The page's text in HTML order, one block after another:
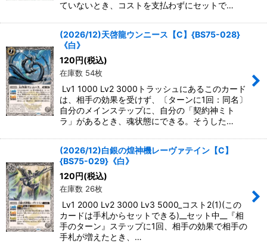
ていないとき、コストを支払わずにセットで…
(2026/12)天啓龍ウンニース【C】{BS75-028}
《白》
120 円(税込)
在庫数 54枚
Lv1 1000 Lv2 3000トラッシュにあるこのカード
は、相手の効果を受けず、〔ターンに1回：同名〕
自分のメインステップに、自分の「契約神ミト
ラ」があるとき、魂状態にできる。そうした…
(2026/12)白銀の煌神機レーヴァテイン【C】
{BS75-029}《白》
120 円(税込)
在庫数 26枚
Lv1 2000 Lv2 3000 Lv3 5000_コスト2(1)(この
カードは手札からセットできる)__セット中__『相
手のターン』ステップに1回、相手の効果で相手の
手札が増えたとき、…